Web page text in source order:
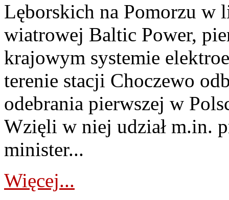
Lęborskich na Pomorzu w
wiatrowej Baltic Power,
krajowym systemie
terenie stacji Choczewo
odebrania pierwszej w
Wzięli w niej udział m.in.
minister...
Więcej...